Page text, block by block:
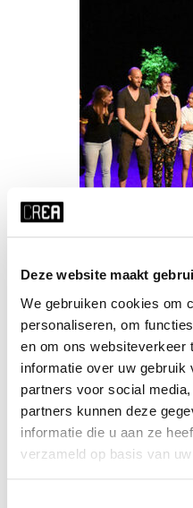
Deze website maakt
We gebruiken cookies om
personaliseren, om
en om ons websiteverkeer
informatie over uw gebruik
partners voor social
partners kunnen deze
informatie die u aan ze
verzameld op basis van